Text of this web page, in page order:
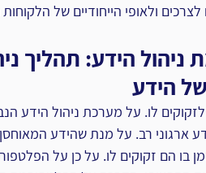
ולאופי ‏הייחודיים של
הידע: תהליך
‏הידע
לזקוקים לו. על מערכת ניהול הידע
ארגוני רב. על מנת שהידע
בו הם ‏זקוקים לו. על כן על